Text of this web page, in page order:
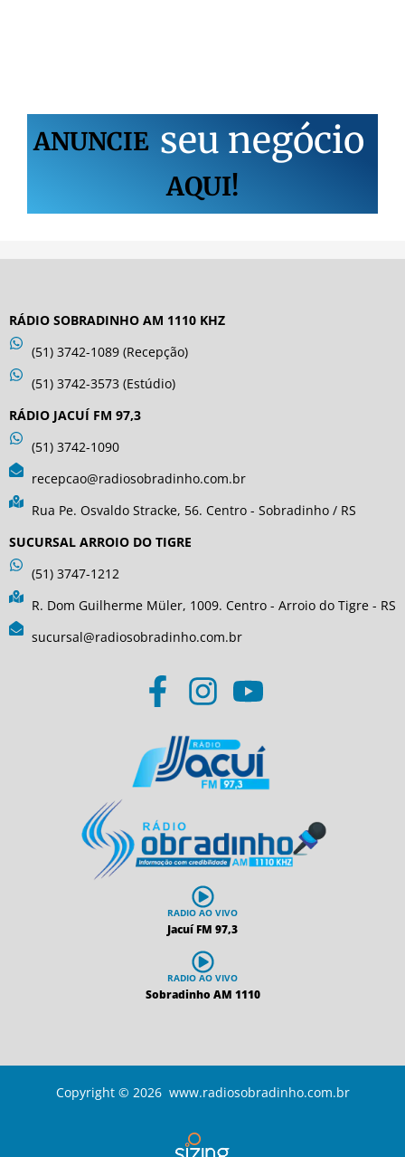
ANUNCIE seu negócio
AQUI!
RÁDIO SOBRADINHO AM 1110 KHZ
(51) 3742-1089 (Recepção)
(51) 3742-3573 (Estúdio)
RÁDIO JACUÍ FM 97,3
(51) 3742-1090
recepcao@radiosobradinho.com.br
Rua Pe. Osvaldo Stracke, 56. Centro - Sobradinho / RS
SUCURSAL ARROIO DO TIGRE
(51) 3747-1212
R. Dom Guilherme Müler, 1009. Centro - Arroio do Tigre - RS
sucursal@radiosobradinho.com.br
RADIO AO VIVO
Jacuí FM 97,3
RADIO AO VIVO
Sobradinho AM 1110
Copyright © 2026 www.radiosobradinho.com.br